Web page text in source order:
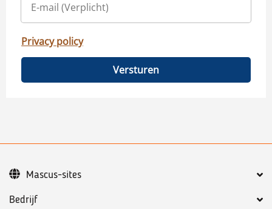
Privacy policy
Versturen
Bedrijf
Mascus-sites